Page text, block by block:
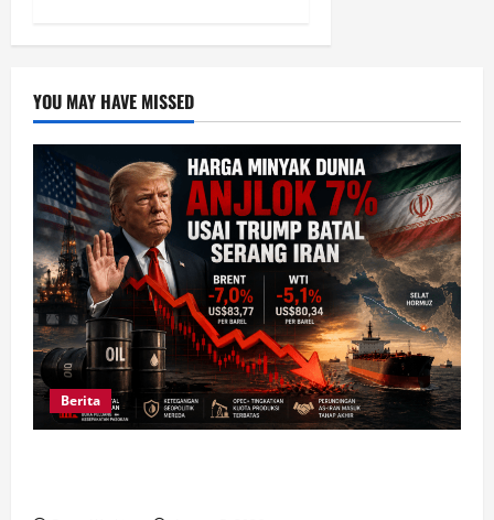
YOU MAY HAVE MISSED
Berita